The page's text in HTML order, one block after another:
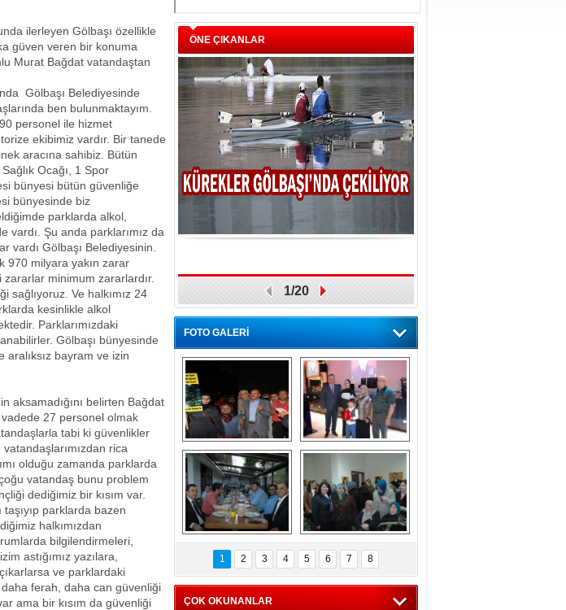
ilerleyen Gölbaşı özellikle
güven veren bir konuma
Murat Bağdat vatandaştan
 Gölbaşı Belediyesinde
ben bulunmaktayım.
personel ile hizmet
ekibimiz vardır. Bir tanede
aracına sahibiz. Bütün
Ocağı, 1 Spor
bünyesi bütün güvenliğe
bünyesinde biz
parklarda alkol,
Şu anda parklarımız da
vardı Gölbaşı Belediyesinin.
970 milyara yakın zarar
minimum zararlardır.
sağlıyoruz. Ve halkımız 24
kesinlikle alkol
Parklarımızdaki
Gölbaşı bünyesinde
bayram ve izin
aksamadığını belirten Bağdat
vadede 27 personel olmak
tabi ki güvenlikler
vatandaşlarımızdan rica
olduğu zamanda parklarda
vatandaş bunu problem
dediğimiz bir kısım var.
parklarda bazen
halkımızdan
bilgilendirmeleri,
astığımız yazılara,
ve parklardaki
daha ferah, daha can güvenliği
ama bir kısım da güvenliği
ÖNE ÇIKANLAR
1/20
FOTO GALERİ
Gölbaşı GAZZE
İÇİN YÜRÜDÜ
Kaymakamlıktan
iftar yemeği
Kaymakamlıktan
iftar yemeği
NERGÜL
YILDIRIM SEÇİM
BÜROSUNU AÇTI
1 2 3 4 5 6 7 8
ÇOK OKUNANLAR